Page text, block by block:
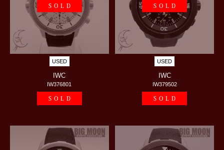
SOLD
USED
IWC
IW376801
SOLD
SOLD
USED
IWC
IW379502
SOLD